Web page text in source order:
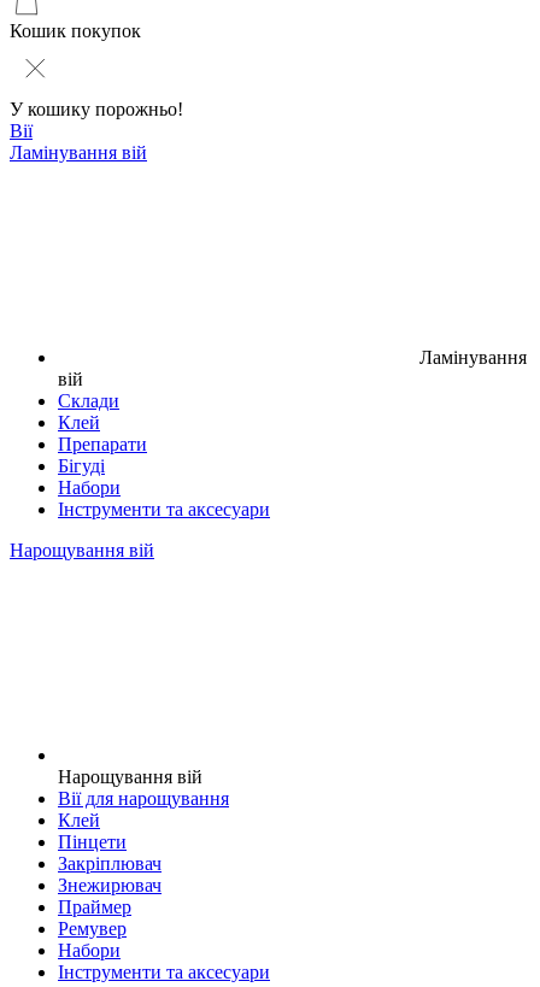
Кошик покупок
У кошику порожньо!
Вії
Ламінування вій
Ламінування
вій
Склади
Клей
Препарати
Бігуді
Набори
Інструменти та аксесуари
Нарощування вій
Нарощування вій
Вії для нарощування
Клей
Пінцети
Закріплювач
Знежирювач
Праймер
Ремувер
Набори
Інструменти та аксесуари